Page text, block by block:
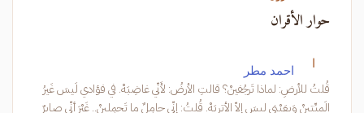
حوار الأقران
ا احمد مطر
قُلتُ للأرضِ: لماذا تَرجُفينْ؟ قالتِ الأرضُ: لأَنّي غاضِبَهْ. في فؤادي لَيسَ غَيرُ
الَميِّتينْ وَبِعَيْني ليسَ إلاّ الأترِبَهْ. قُلتُ: إنّي حامِلٌ ما تَحمِلينْ.. غَيْرَ أنّي صابِرٌ